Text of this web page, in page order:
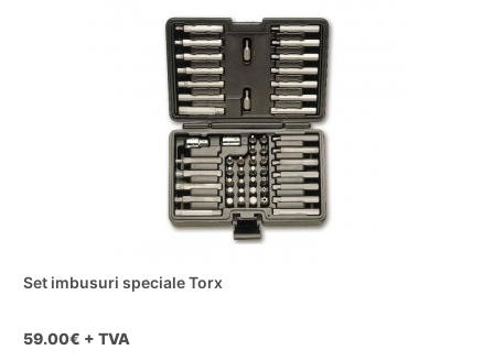
Set imbusuri speciale Torx
59.00€ + TVA